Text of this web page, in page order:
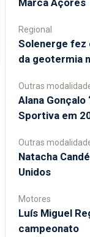
Regional
Solenerge fez
da geotermia
Outras
Alana
Sportiva em
Outras
Natacha
Unidos
Motores
Luís Miguel
campeonato